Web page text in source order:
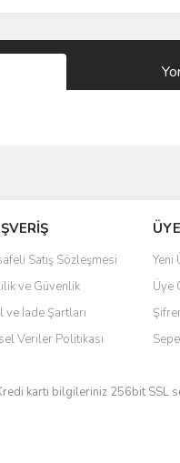
görüntülenemiyor.
bulunuyor.
pahalı.
olmalı.
Satış Sözleşmesi
ve Güvenlik
ve İade Şartları
Veriler Politikası
Yeni
Üye
kartı bilgileriniz 256bit SSL